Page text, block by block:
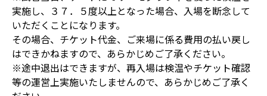
実施し、３７．５度以上となった場合、入場を断念して
いただくことになります。
その場合、チケット代金、ご来場に係る費用の払い戻し
はできかねますので、あらかじめご了承ください。
※途中退出はできますが、再入場は検温やチケット確認
等の運営上実施いたしませんので、あらかじめご了承く